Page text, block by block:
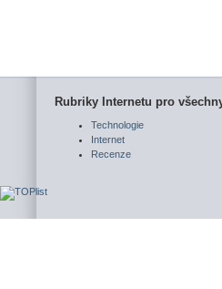
Rubriky Internetu pro
Technologie
Internet
Recenze